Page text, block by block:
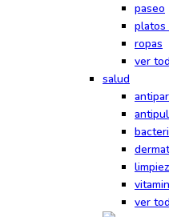
paseo
platos
ropas
ver
salud
ver